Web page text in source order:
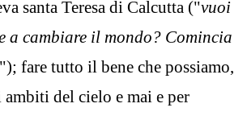
santa Teresa di Calcutta ("vuoi
a cambiare il mondo? Comincia
"); fare tutto il bene che possiamo,
del cielo e mai e per